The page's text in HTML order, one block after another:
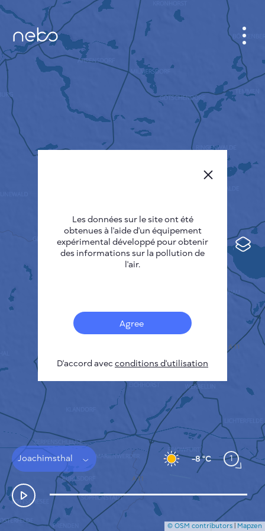
Capteurs
Carte de la pollution
Joachimsthal -8 °C 1
CABINET
CARTES DES VILLES
SENSOR NEBO
A PROPOS DE NOUS
Deutsch
Español
Français
COMMENT ÇA MARCHE
POLITIQUE DE CONFIDENTIALITÉ
CONDITIONS GÉNÉRALES D'UTILISATION
GUIDE D'INSTALLATION
NOUS CONTACTER
© OSM contributors | Mapzen
Les données sur le site ont été
obtenues à l'aide d'un équipement
expérimental développé pour obtenir
des informations sur la pollution de
l'air.
Agree
D'accord avecconditions d'utilisation